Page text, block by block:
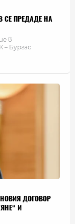
СЕ ПРЕДАДЕ НА
в
– Бургас
ДОГОВОР
И